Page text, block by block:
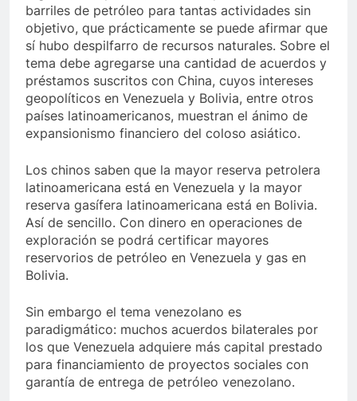
barriles de petróleo para tantas actividades sin
objetivo, que prácticamente se puede afirmar que
sí hubo despilfarro de recursos naturales. Sobre el
tema debe agregarse una cantidad de acuerdos y
préstamos suscritos con China, cuyos intereses
geopolíticos en Venezuela y Bolivia, entre otros
países latinoamericanos, muestran el ánimo de
expansionismo financiero del coloso asiático.
Los chinos saben que la mayor reserva petrolera
latinoamericana está en Venezuela y la mayor
reserva gasífera latinoamericana está en Bolivia.
Así de sencillo. Con dinero en operaciones de
exploración se podrá certificar mayores
reservorios de petróleo en Venezuela y gas en
Bolivia.
Sin embargo el tema venezolano es
paradigmático: muchos acuerdos bilaterales por
los que Venezuela adquiere más capital prestado
para financiamiento de proyectos sociales con
garantía de entrega de petróleo venezolano.